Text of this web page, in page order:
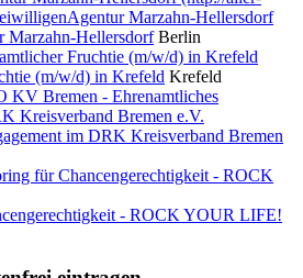
Marzahn-Hellersdorf Berlin
(m/w/d) in Krefeld Krefeld
im DRK Kreisverband Bremen
- ROCK YOUR LIFE!